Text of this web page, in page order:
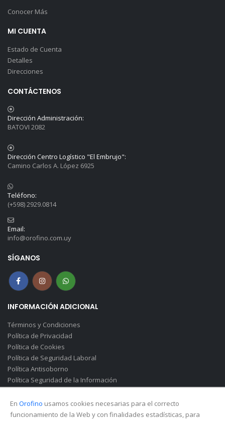
Conocer Más
MI CUENTA
Estado de Cuenta
Detalles
Direcciones
CONTÁCTENOS
Dirección Administración:
BATOVI 2082
Dirección Centro Logístico "El Embrujo":
Camino Carlos A. López 6925
Teléfono:
(+598) 2929.0814
Email:
info@orofino.com.uy
SÍGANOS
INFORMACIÓN ADICIONAL
Términos y Condiciones
Política de Privacidad
Política de Cookies
Política de Seguridad Laboral
Política Antisoborno
Política Seguridad de la Información
Canal de Denuncias(Soborno)
En Orofino usamos cookies necesarias para el correcto
funcionamiento de la Web y con finalidades estadísticas, para